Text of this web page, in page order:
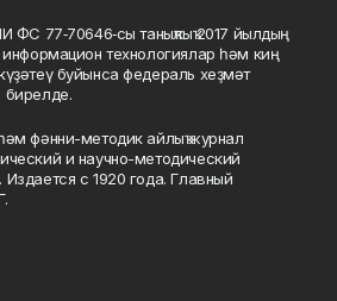
ФС 77‑70646‑сы таныҡлыҡ 2017 йылдың
технологиялар һәм киң
буйынса федераль хеҙмәт
бирелде.
фәнни-методик айлыҡ журнал
и научно-методический
с 1920 года. Главный